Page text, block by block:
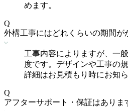
めます。
Q
外構工事にはどれくらいの期間が
工事内容によりますが、一
度です。デザインや工事の
詳細はお見積もり時にお知ら
Q
アフターサポート・保証はありま